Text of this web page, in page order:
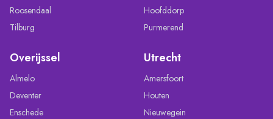
Roosendaal
Tilburg
Hoofddorp
Purmerend
Overijssel
Almelo
Deventer
Enschede
Utrecht
Amersfoort
Houten
Nieuwegein